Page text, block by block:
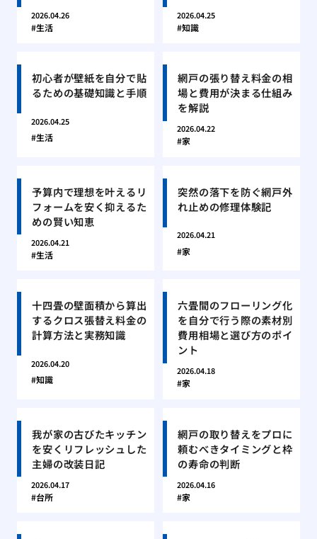
2026.04.26
生活
2026.04.25
知識
初心者が壁紙を自分で貼
るための基礎知識と手順
2026.04.25
生活
網戸の張り替え料金の相
場と費用が決まる仕組み
を解説
2026.04.22
家
予算内で理想を叶えるリ
フォームを安く抑えるた
めの賢い知恵
2026.04.21
生活
突然の落下を防ぐ網戸外
れ止めの修理体験記
2026.04.21
家
十四畳の壁面積から算出
するクロス張替え料金の
計算方法と実務知識
2026.04.20
知識
六畳間のフローリング化
を自分で行う際の素材別
費用相場と選び方のポイ
ント
2026.04.18
家
我が家の古びたキッチン
を安くリフレッシュした
主婦の改装日記
2026.04.17
台所
網戸の取り替えをプロに
頼むべきタイミングと枠
の寿命の判断
2026.04.16
家